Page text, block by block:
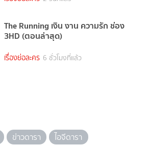
The Running เงิน งาน ความรัก ช่อง
3HD (ตอนล่าสุด)
เรื่องย่อละคร 6 ชั่วโมงที่แล้ว
ข่าวดารา
ไอจีดารา